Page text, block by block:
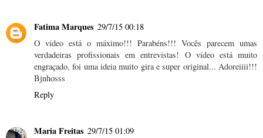
Fatima Marques 29/7/15 00:18
O vídeo está o máximo!!! Parabéns!!! Vocês parecem umas
verdadeiras profissionais em entrevistas! O vídeo está muito
engraçado, foi uma ideia muito gira e super original... Adoreiiii!!!
Bjnhosss
Reply
Maria Freitas 29/7/15 01:09